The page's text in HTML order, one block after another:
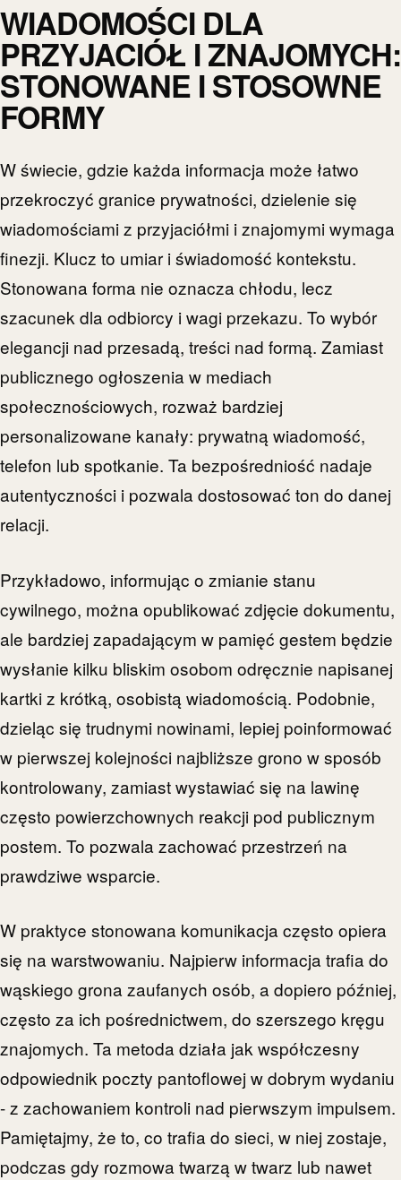
WIADOMOŚCI DLA
PRZYJACIÓŁ I ZNAJOMYCH:
STONOWANE I STOSOWNE
FORMY
W świecie, gdzie każda informacja może łatwo
przekroczyć granice prywatności, dzielenie się
wiadomościami z przyjaciółmi i znajomymi wymaga
finezji. Klucz to umiar i świadomość kontekstu.
Stonowana forma nie oznacza chłodu, lecz
szacunek dla odbiorcy i wagi przekazu. To wybór
elegancji nad przesadą, treści nad formą. Zamiast
publicznego ogłoszenia w mediach
społecznościowych, rozważ bardziej
personalizowane kanały: prywatną wiadomość,
telefon lub spotkanie. Ta bezpośredniość nadaje
autentyczności i pozwala dostosować ton do danej
relacji.
Przykładowo, informując o zmianie stanu
cywilnego, można opublikować zdjęcie dokumentu,
ale bardziej zapadającym w pamięć gestem będzie
wysłanie kilku bliskim osobom odręcznie napisanej
kartki z krótką, osobistą wiadomością. Podobnie,
dzieląc się trudnymi nowinami, lepiej poinformować
w pierwszej kolejności najbliższe grono w sposób
kontrolowany, zamiast wystawiać się na lawinę
często powierzchownych reakcji pod publicznym
postem. To pozwala zachować przestrzeń na
prawdziwe wsparcie.
W praktyce stonowana komunikacja często opiera
się na warstwowaniu. Najpierw informacja trafia do
wąskiego grona zaufanych osób, a dopiero później,
często za ich pośrednictwem, do szerszego kręgu
znajomych. Ta metoda działa jak współczesny
odpowiednik poczty pantoflowej w dobrym wydaniu
- z zachowaniem kontroli nad pierwszym impulsem.
Pamiętajmy, że to, co trafia do sieci, w niej zostaje,
podczas gdy rozmowa twarzą w twarz lub nawet